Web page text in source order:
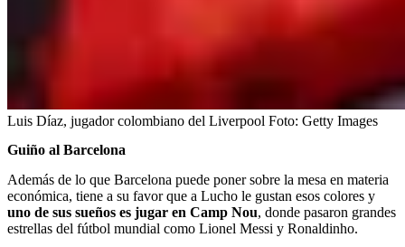
Luis Díaz, jugador colombiano del Liverpool Foto: Getty Images
Guiño al Barcelona
Además de lo que Barcelona puede poner sobre la mesa en materia
económica, tiene a su favor que a Lucho le gustan esos colores y
uno de sus sueños es jugar en Camp Nou, donde pasaron grandes
estrellas del fútbol mundial como Lionel Messi y Ronaldinho.